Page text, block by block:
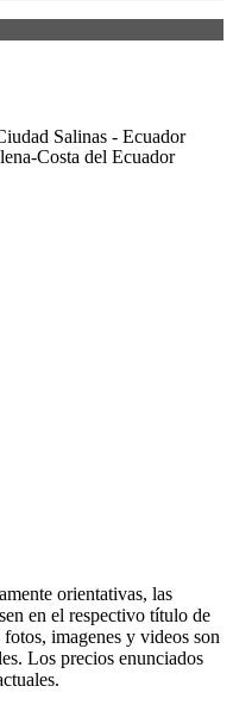
Salinas - Ecuador
Costa del Ecuador
orientativas, las
en el respectivo título de
imagenes y videos son
Los precios enunciados